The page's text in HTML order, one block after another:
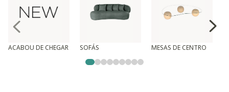
ACABOU DE CHEGAR SOFÁS MESAS DE CENTRO